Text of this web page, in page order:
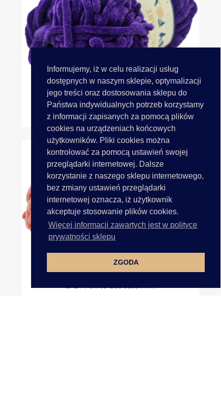
Informujemy, iż w celu realizacji usług
dostępnych w naszym sklepie, optymalizacji
jego treści oraz dostosowania sklepu do
Państwa indywidualnych potrzeb korzystamy
z informacji zapisanych za pomocą plików
cookies na urządzeniach końcowych
użytkowników. Pliki cookies można
kontrolować za pomocą ustawień swojej
przeglądarki internetowej. Dalsze
korzystanie z naszego sklepu internetowego,
bez zmiany ustawień przeglądarki
internetowej oznacza, iż użytkownik
akceptuje stosowanie plików cookies.
Więcej informacji zawartych jest w polityce
prywatności sklepu
ZGODA
BABY FOX 69 Fiolet Ostry...
BABY FOX 65 ŁOSOSIOWY...